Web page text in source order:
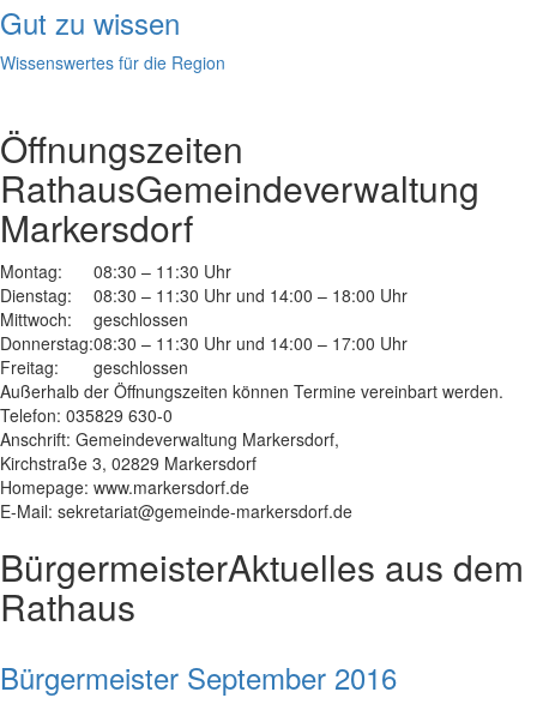
Gut zu wissen
Wissenswertes für die Region
Öffnungszeiten
RathausGemeindeverwaltung
Markersdorf
Montag:
08:30 – 11:30 Uhr
Dienstag:
08:30 – 11:30 Uhr und 14:00 – 18:00 Uhr
Mittwoch:
geschlossen
Donnerstag:08:30 – 11:30 Uhr und 14:00 – 17:00 Uhr
Freitag:
geschlossen
Außerhalb der Öffnungszeiten können Termine vereinbart werden.
Telefon: 035829 630-0
Anschrift: Gemeindeverwaltung Markersdorf,
Kirchstraße 3, 02829 Markersdorf
Homepage: www.markersdorf.de
E-Mail: sekretariat@gemeinde-markersdorf.de
BürgermeisterAktuelles aus dem
Rathaus
Bürgermeister September 2016